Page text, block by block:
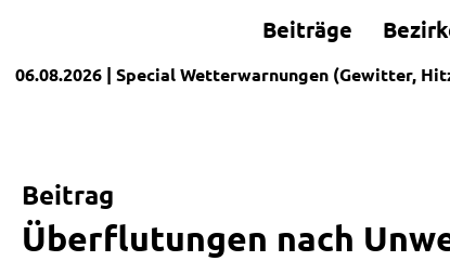
Beiträge
06.08.2026 | SpecialWetterwarnungen (Gewitter,
Beitrag
Überflutungen nach